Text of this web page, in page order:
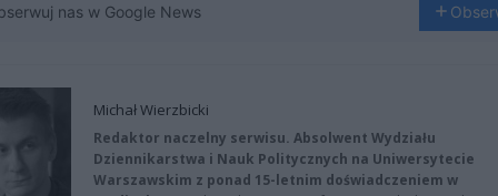
nas w Google News
Michał Wierzbicki
Redaktor naczelny serwisu. Absolwent Wydziału
Dziennikarstwa i Nauk Politycznych na Uniwersytecie
Warszawskim z ponad 15-letnim doświadczeniem w